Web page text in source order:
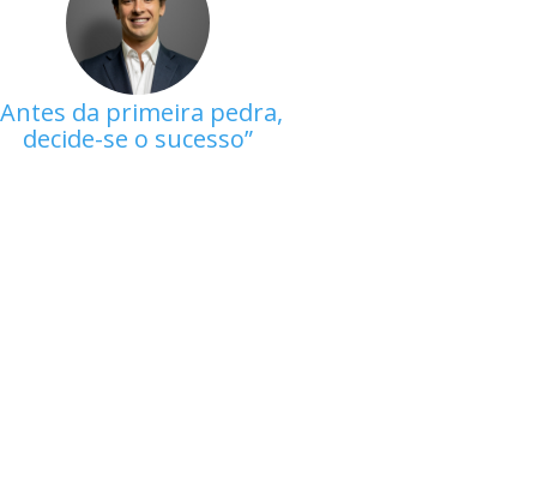
Antes da primeira pedra,
decide-se o sucesso